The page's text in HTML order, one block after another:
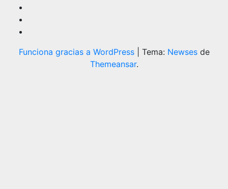
Funciona gracias a WordPress Tema: Newsesde
Themeansar.